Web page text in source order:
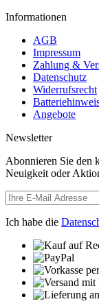
Informationen
AGB
Impressum
Zahlung &
Datenschutz
Widerrufsrecht
Angebote
Newsletter
Abonnieren Sie den
Neuigkeit oder
Ich habe die